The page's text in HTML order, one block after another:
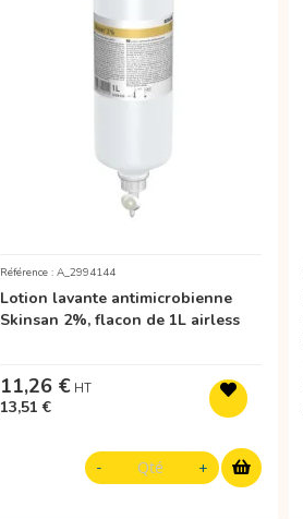
Référence : A_2994144
Lotion lavante antimicrobienne
Skinsan 2%, flacon de 1L airless
11,26 €
13,51 €